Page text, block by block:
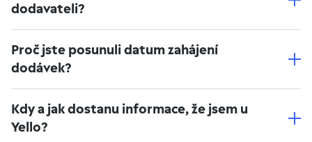
dodavateli?
Proč jste posunuli datum zahájení
dodávek?
Kdy a jak dostanu informace, že jsem u
Yello?